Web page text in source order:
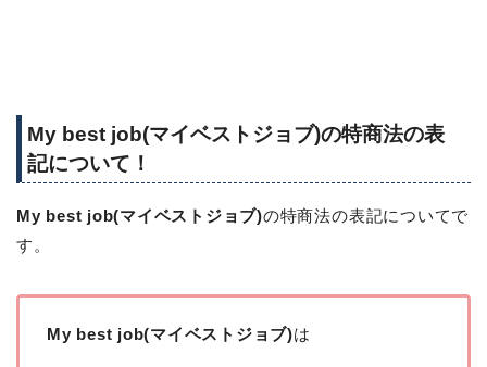
My best job(マイベストジョブ)の特商法の表
記について！
My best job(マイベストジョブ)の特商法の表記についてで
す。
My best job(マイベストジョブ)は